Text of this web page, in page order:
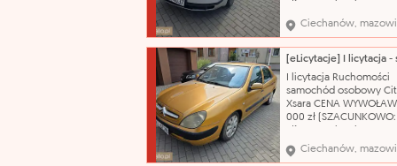
Samochód osobowy
Škoda Model: Fabia Typ
nadwozia: hatchback-
Pojemność silnika: 1198
Rodzaj paliwa:
produkcji: 2003
biegów: manualna Nr
Ciechanów,
I licytacja Ruchomości
samochód osobowy
Xsara CENA
000 zł
Samochód osobowy
Citroën Model: Xsara
Ciechanów,